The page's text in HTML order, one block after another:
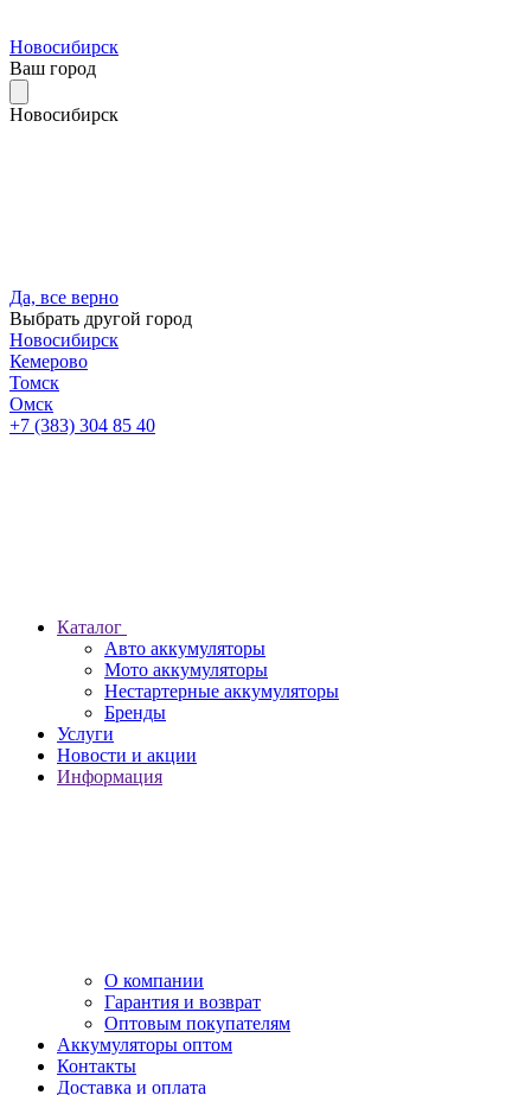
Новосибирск
Ваш город
Новосибирск
Да, все верно
Выбрать другой город
Новосибирск
Кемерово
Томск
Омск
+7 (383) 304 85 40
Каталог
Авто аккумуляторы
Мото аккумуляторы
Нестартерные аккумуляторы
Бренды
Услуги
Новости и акции
Информация
О компании
Гарантия и возврат
Оптовым покупателям
Аккумуляторы оптом
Контакты
Доставка и оплата